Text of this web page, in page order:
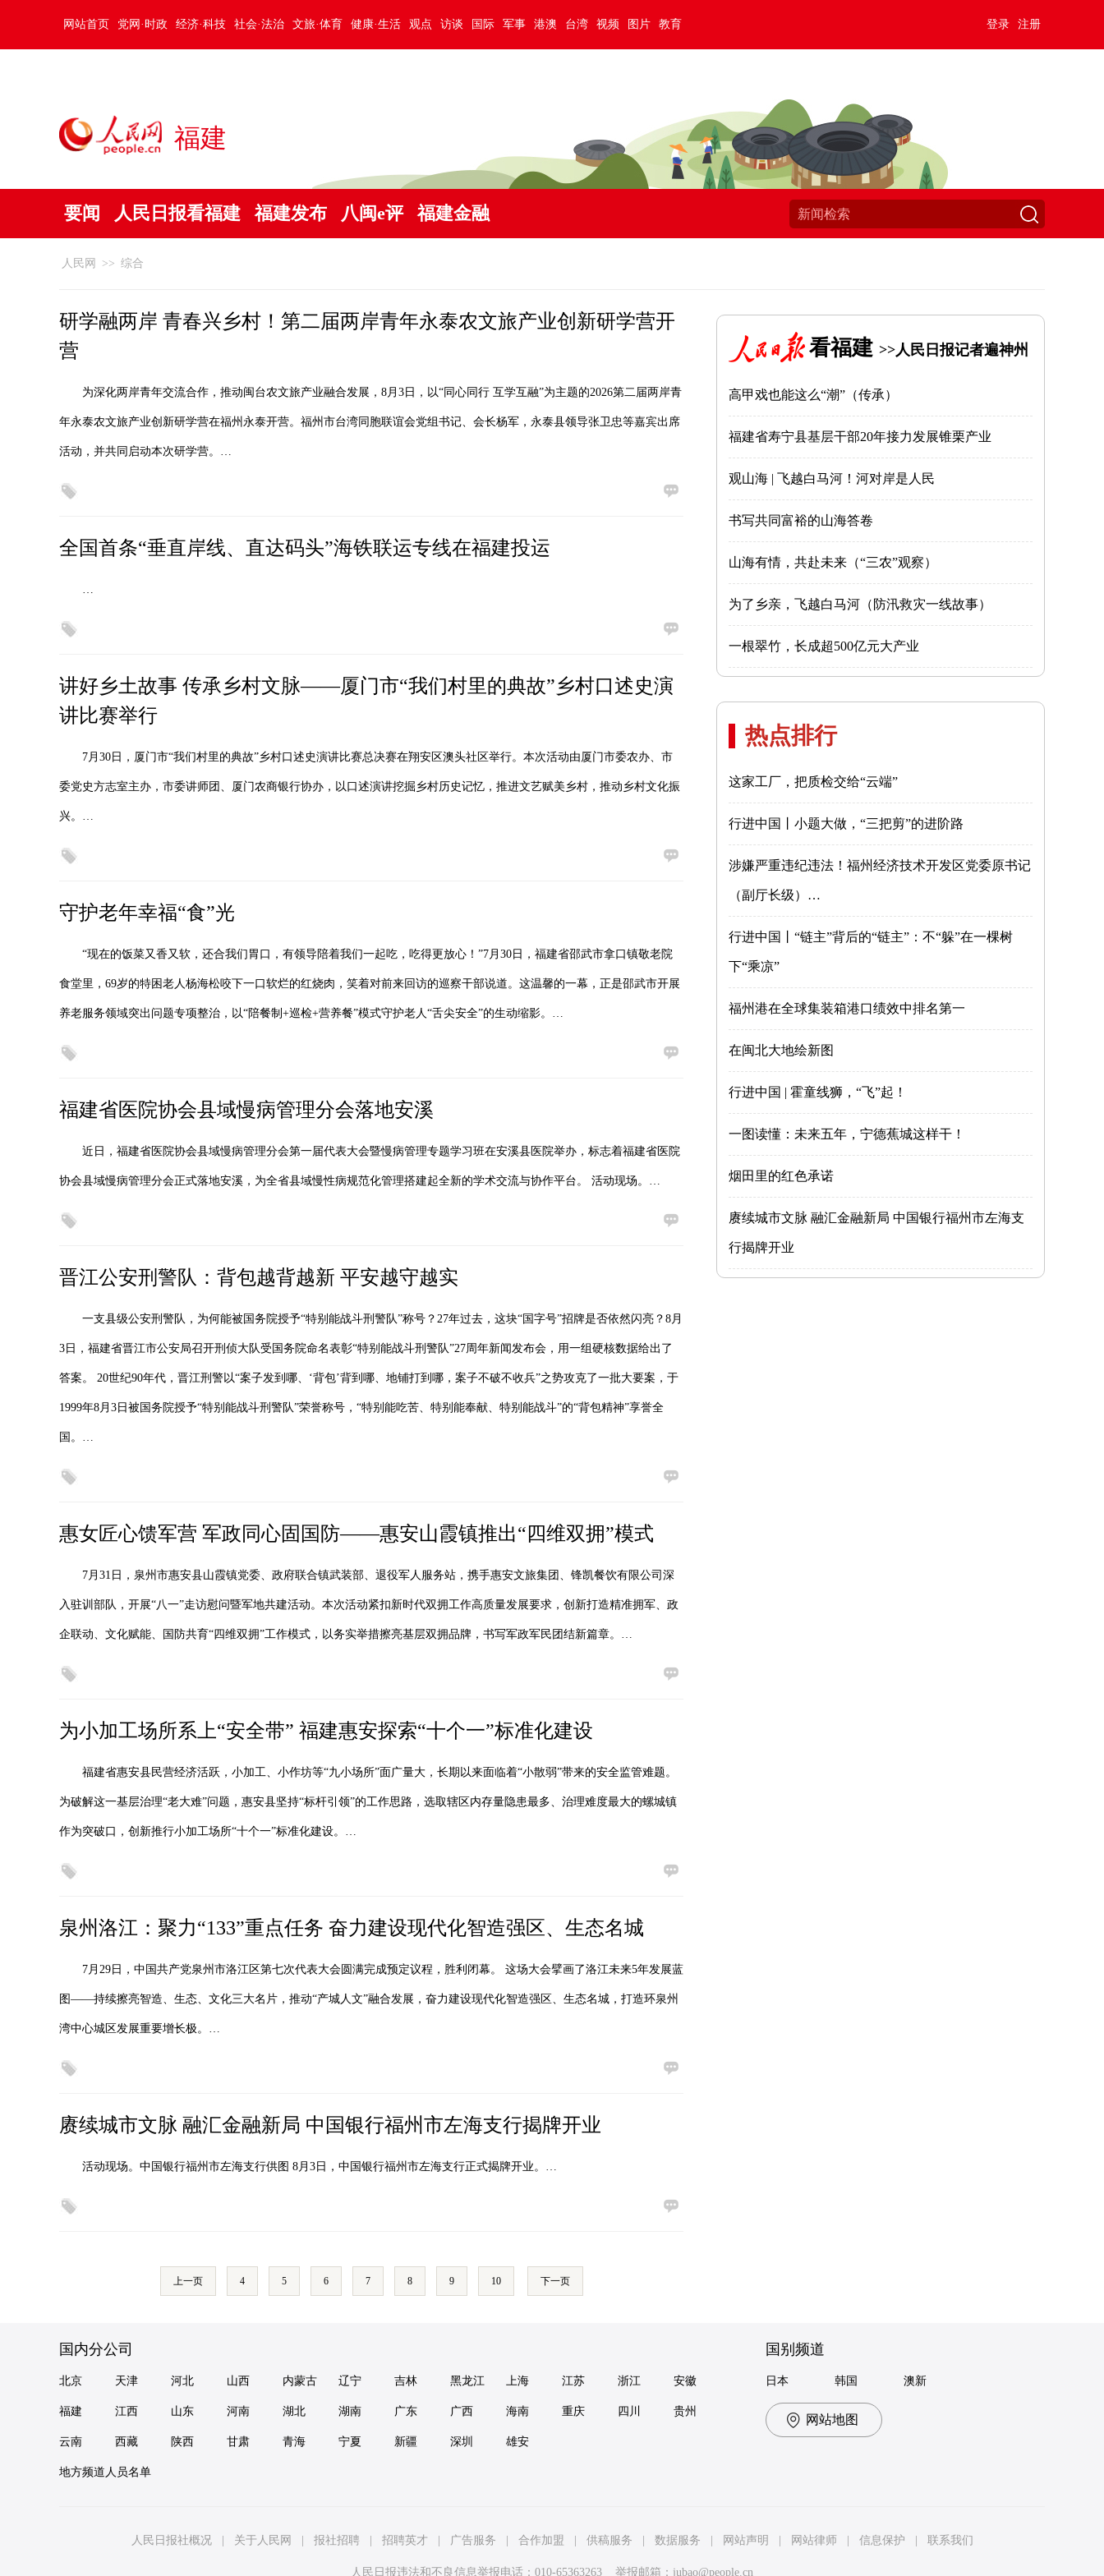
网站首页 党网·时政 经济·科技 社会·法治 文旅·体育 健康·生活 观点 访谈 国际 军事 港澳 台湾 视频 图片 教育 登录 注册
福建
要闻 人民日报看福建 福建发布 八闽e评 福建金融
人民网 >> 综合
研学融两岸 青春兴乡村！第二届两岸青年永泰农文旅产业创新研学营开
营
为深化两岸青年交流合作，推动闽台农文旅产业融合发展，8月3日，以“同心同行 互学互融”为主题的2026第二届两岸青
年永泰农文旅产业创新研学营在福州永泰开营。福州市台湾同胞联谊会党组书记、会长杨军，永泰县领导张卫忠等嘉宾出席
活动，并共同启动本次研学营。…
全国首条“垂直岸线、直达码头”海铁联运专线在福建投运
…
讲好乡土故事 传承乡村文脉——厦门市“我们村里的典故”乡村口述史演
讲比赛举行
7月30日，厦门市“我们村里的典故”乡村口述史演讲比赛总决赛在翔安区澳头社区举行。本次活动由厦门市委农办、市
委党史方志室主办，市委讲师团、厦门农商银行协办，以口述演讲挖掘乡村历史记忆，推进文艺赋美乡村，推动乡村文化振
兴。…
守护老年幸福“食”光
“现在的饭菜又香又软，还合我们胃口，有领导陪着我们一起吃，吃得更放心！”7月30日，福建省邵武市拿口镇敬老院
食堂里，69岁的特困老人杨海松咬下一口软烂的红烧肉，笑着对前来回访的巡察干部说道。这温馨的一幕，正是邵武市开展
养老服务领域突出问题专项整治，以“陪餐制+巡检+营养餐”模式守护老人“舌尖安全”的生动缩影。…
福建省医院协会县域慢病管理分会落地安溪
近日，福建省医院协会县域慢病管理分会第一届代表大会暨慢病管理专题学习班在安溪县医院举办，标志着福建省医院
协会县域慢病管理分会正式落地安溪，为全省县域慢性病规范化管理搭建起全新的学术交流与协作平台。 活动现场。…
晋江公安刑警队：背包越背越新 平安越守越实
一支县级公安刑警队，为何能被国务院授予“特别能战斗刑警队”称号？27年过去，这块“国字号”招牌是否依然闪亮？8月
3日，福建省晋江市公安局召开刑侦大队受国务院命名表彰“特别能战斗刑警队”27周年新闻发布会，用一组硬核数据给出了
答案。 20世纪90年代，晋江刑警以“案子发到哪、‘背包’背到哪、地铺打到哪，案子不破不收兵”之势攻克了一批大要案，于
1999年8月3日被国务院授予“特别能战斗刑警队”荣誉称号，“特别能吃苦、特别能奉献、特别能战斗”的“背包精神”享誉全
国。…
惠女匠心馈军营 军政同心固国防——惠安山霞镇推出“四维双拥”模式
7月31日，泉州市惠安县山霞镇党委、政府联合镇武装部、退役军人服务站，携手惠安文旅集团、锋凯餐饮有限公司深
入驻训部队，开展“八一”走访慰问暨军地共建活动。本次活动紧扣新时代双拥工作高质量发展要求，创新打造精准拥军、政
企联动、文化赋能、国防共育“四维双拥”工作模式，以务实举措擦亮基层双拥品牌，书写军政军民团结新篇章。…
为小加工场所系上“安全带” 福建惠安探索“十个一”标准化建设
福建省惠安县民营经济活跃，小加工、小作坊等“九小场所”面广量大，长期以来面临着“小散弱”带来的安全监管难题。
为破解这一基层治理“老大难”问题，惠安县坚持“标杆引领”的工作思路，选取辖区内存量隐患最多、治理难度最大的螺城镇
作为突破口，创新推行小加工场所“十个一”标准化建设。…
泉州洛江：聚力“133”重点任务 奋力建设现代化智造强区、生态名城
7月29日，中国共产党泉州市洛江区第七次代表大会圆满完成预定议程，胜利闭幕。 这场大会擘画了洛江未来5年发展蓝
图——持续擦亮智造、生态、文化三大名片，推动“产城人文”融合发展，奋力建设现代化智造强区、生态名城，打造环泉州
湾中心城区发展重要增长极。…
赓续城市文脉 融汇金融新局 中国银行福州市左海支行揭牌开业
活动现场。中国银行福州市左海支行供图 8月3日，中国银行福州市左海支行正式揭牌开业。…
上一页 4 5 6 7 8 9 10 下一页
看福建 >>人民日报记者遍神州
高甲戏也能这么“潮”（传承）
福建省寿宁县基层干部20年接力发展锥栗产业
观山海 | 飞越白马河！河对岸是人民
书写共同富裕的山海答卷
山海有情，共赴未来（“三农”观察）
为了乡亲，飞越白马河（防汛救灾一线故事）
一根翠竹，长成超500亿元大产业
热点排行
这家工厂，把质检交给“云端”
行进中国丨小题大做，“三把剪”的进阶路
涉嫌严重违纪违法！福州经济技术开发区党委原书记
（副厅长级）…
行进中国丨“链主”背后的“链主”：不“躲”在一棵树
下“乘凉”
福州港在全球集装箱港口绩效中排名第一
在闽北大地绘新图
行进中国 | 霍童线狮，“飞”起！
一图读懂：未来五年，宁德蕉城这样干！
烟田里的红色承诺
赓续城市文脉 融汇金融新局 中国银行福州市左海支
行揭牌开业
国内分公司
北京 天津 河北 山西 内蒙古 辽宁 吉林 黑龙江 上海 江苏 浙江 安徽
福建 江西 山东 河南 湖北 湖南 广东 广西 海南 重庆 四川 贵州
云南 西藏 陕西 甘肃 青海 宁夏 新疆 深圳 雄安
地方频道人员名单
国别频道
日本 韩国 澳新
网站地图
人民日报社概况 关于人民网 报社招聘 招聘英才 广告服务 合作加盟 供稿服务 数据服务 网站声明 网站律师 信息保护 联系我们
人民日报违法和不良信息举报电话：010-65363263 举报邮箱： jubao@people.cn